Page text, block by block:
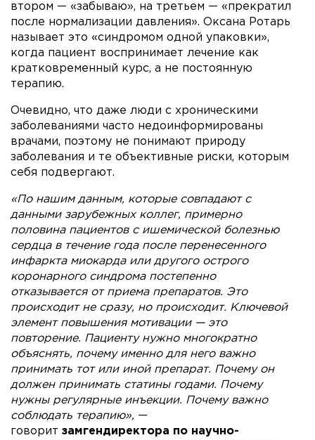
втором — «забываю», на третьем — «прекратил
после нормализации давления». Оксана Ротарь
называет это «синдромом одной упаковки»,
когда пациент воспринимает лечение как
кратковременный курс, а не постоянную
терапию.
Очевидно, что даже люди с хроническими
заболеваниями часто недоинформированы
врачами, поэтому не понимают природу
заболевания и те объективные риски, которым
себя подвергают.
«По нашим данным, которые совпадают с
данными зарубежных коллег, примерно
половина пациентов с ишемической болезнью
сердца в течение года после перенесенного
инфаркта миокарда или другого острого
коронарного синдрома постепенно
отказывается от приема препаратов. Это
происходит не сразу, но происходит. Ключевой
элемент повышения мотивации — это
повторение. Пациенту нужно многократно
объяснять, почему именно для него важно
принимать тот или иной препарат. Почему он
должен принимать статины годами. Почему
нужны регулярные инъекции. Почему важно
соблюдать терапию», —
говорит замгендиректора по научно-